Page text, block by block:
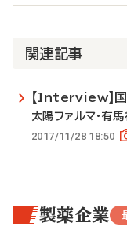
て
関連記事
【Interview】
太陽ファルマ・有
2017/11/28 18:50
製薬企業